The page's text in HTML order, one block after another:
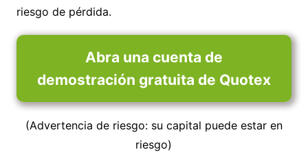
riesgo de pérdida.
Abra una cuenta de
demostración gratuita de Quotex
(Advertencia de riesgo: su capital puede estar en
riesgo)